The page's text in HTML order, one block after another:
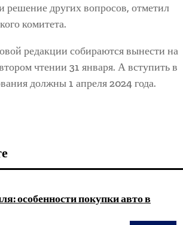
решение других вопросов, отметил
комитета.
редакции собираются вынести на
чтении 31 января. А вступить в
должны 1 апреля 2024 года.
особенности покупки авто в